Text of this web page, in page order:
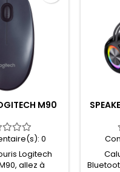
M90
0
Logitech
allez à